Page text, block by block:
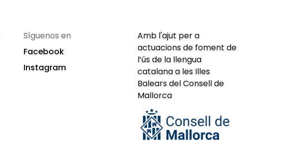
Síguenos en
Facebook
Instagram
Amb l'ajut per a
actuacions de foment de
l’ús de la llengua
catalana a les Illes
Balears del Consell de
Mallorca